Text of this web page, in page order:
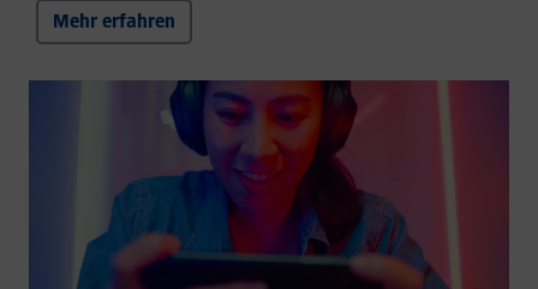
Mehr erfahren